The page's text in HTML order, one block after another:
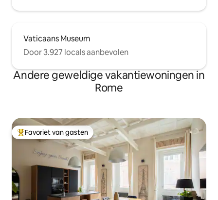
Vaticaans Museum
Door 3.927 locals aanbevolen
Andere geweldige vakantiewoningen in
Rome
Topfavoriet van gasten
Favoriet van gasten